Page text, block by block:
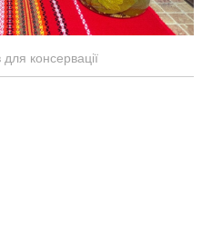
для консервації